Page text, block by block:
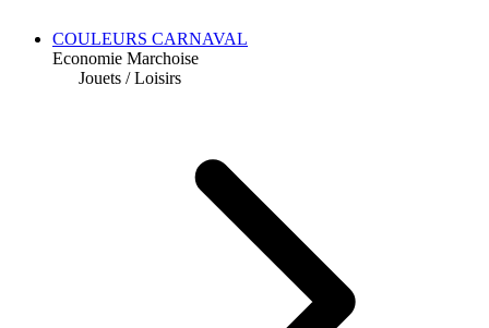
COULEURS CARNAVAL
Economie Marchoise
Jouets / Loisirs